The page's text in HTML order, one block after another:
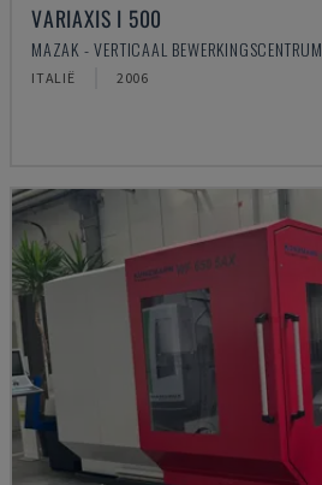
VARIAXIS I 500
MAZAK - VERTICAAL BEWERKINGSCENTRUM
ITALIË 2006